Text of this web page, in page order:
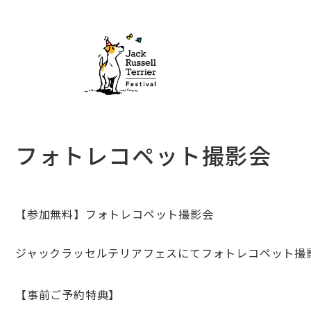
フォトレコペット撮影会
【参加無料】 フォトレコペット撮影会
ジャックラッセルテリアフェスにてフォトレコペット
【事前ご予約特典】